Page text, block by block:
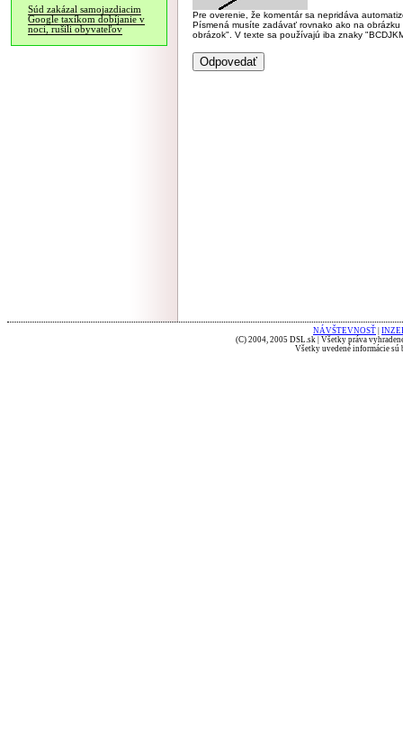
Súd zakázal samojazdiacim
Google taxíkom dobíjanie v
noci, rušili obyvateľov
Pre overenie, že komentár sa nepridáva
Písmená musíte zadávať rovnako ako na
obrázok". V texte sa používajú iba znaky
NÁVŠTEVNOSŤ
(C) 2004, 2005 DSL.sk | Všetky práva
Všetky uvedené informácie sú